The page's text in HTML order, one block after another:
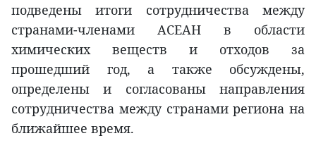
подведены итоги сотрудничества между
странами-членами АСЕАН в области
химических веществ и отходов за
прошедший год, а также обсуждены,
определены и согласованы направления
сотрудничества между странами региона на
ближайшее время.